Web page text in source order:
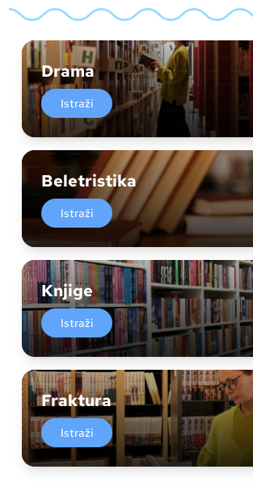
Drama
Istraži
Beletristika
Istraži
Knjige
Istraži
Fraktura
Istraži